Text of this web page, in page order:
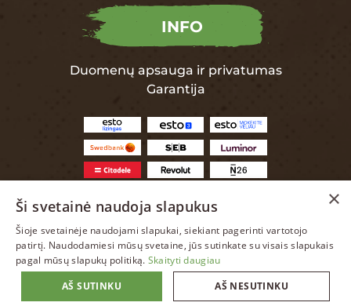
INFO
Duomenų apsauga ir privatumas
Garantija
LITHUANIAN
×
Ši svetainė naudoja slapukus
Šioje svetainėje naudojami slapukai, siekiant pagerinti vartotojo
patirtį. Naudodamiesi mūsų svetaine, jūs sutinkate su visais slapukais
pagal mūsų slapukų politiką. Skaityti daugiau
AŠ SUTINKU
AŠ NESUTINKU